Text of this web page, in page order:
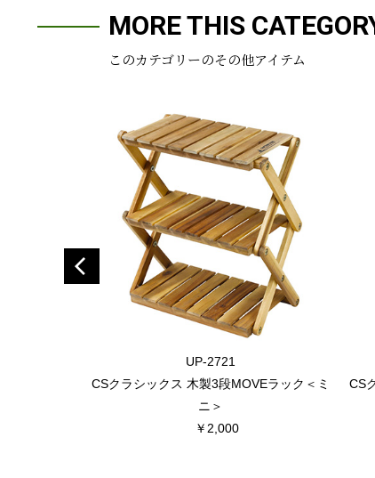
MORE THIS
このカテゴリーのその他アイテム
UP-2721
CSクラシックス 木製3段MOVEラック＜ミ
ニ＞
￥2,000
CS